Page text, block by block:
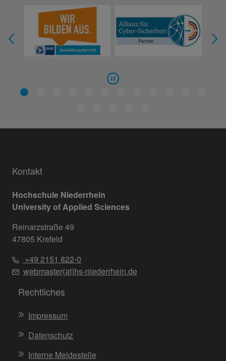
Kontakt
Hochschule Niederrhein
University of Applied Sciences
Reinarzstraße 49
47805 Krefeld
+49 2151 822-0
webmaster(at)hs-niederrhein.de
Rechtliches
Impressum
Datenschutz
Interne Meldestelle